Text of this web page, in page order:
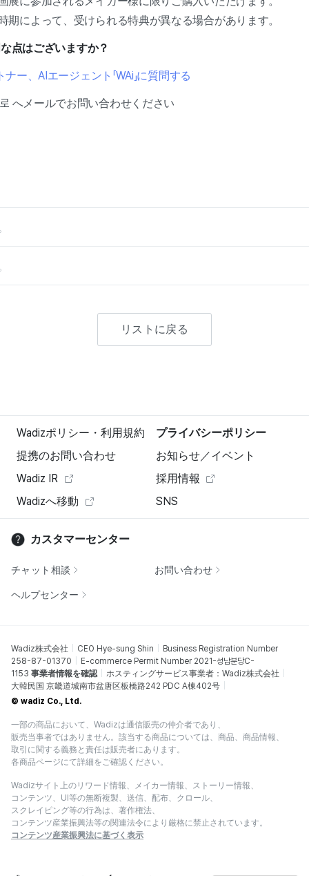
期によって、受けられる特典が異なる場合があります。
点はございますか？
ー、AIエージェント「WAi」に質問する
へメールでお問い合わせください
リストに戻る
Wadizポリシー・利用規約
プライバシーポリシー
提携のお問い合わせ
お知らせ／イベント
Wadiz IR
採用情報
Wadizへ移動
SNS
カスタマーセンター
チャット相談 お問い合わせ
ヘルプセンター
Wadiz株式会社 CEO Hye-sung Shin
Business Registration Number
258-87-01370
E-commerce Permit Number 2021-성남분당C-
1153 事業者情報を確認
ホスティングサービス事業者：Wadiz株式会社
大韓民国 京畿道城南市盆唐区板橋路242 PDC A棟402号
© wadiz Co., Ltd.
一部の商品において、Wadizは通信販売の仲介者であり、
販売当事者ではありません。該当する商品については、商品、商品情報、
取引に関する義務と責任は販売者にあります。
各商品ページにて詳細をご確認ください。
Wadizサイト上のリワード情報、メイカー情報、ストーリー情報、
コンテンツ、UI等の無断複製、送信、配布、クロール、
スクレイピング等の行為は、著作権法、
コンテンツ産業振興法等の関連法令により厳格に禁止されています。
コンテンツ産業振興法に基づく表示